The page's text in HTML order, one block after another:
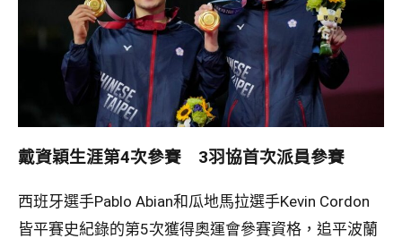
戴資穎生涯第4次參賽 3羽協首次派員參賽
西班牙選手Pablo Abian和瓜地馬拉選手Kevin Cordon
皆平賽史紀錄的第5次獲得奧運會參賽資格，追平波蘭